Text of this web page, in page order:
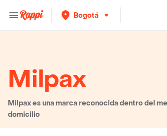
Bogotá
Milpax
Milpax es una marca reconocida dentro del
domicilio